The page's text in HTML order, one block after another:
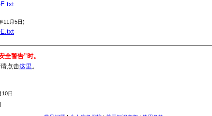
11月5日)
全警告”时。
点击这里 。
10日
|